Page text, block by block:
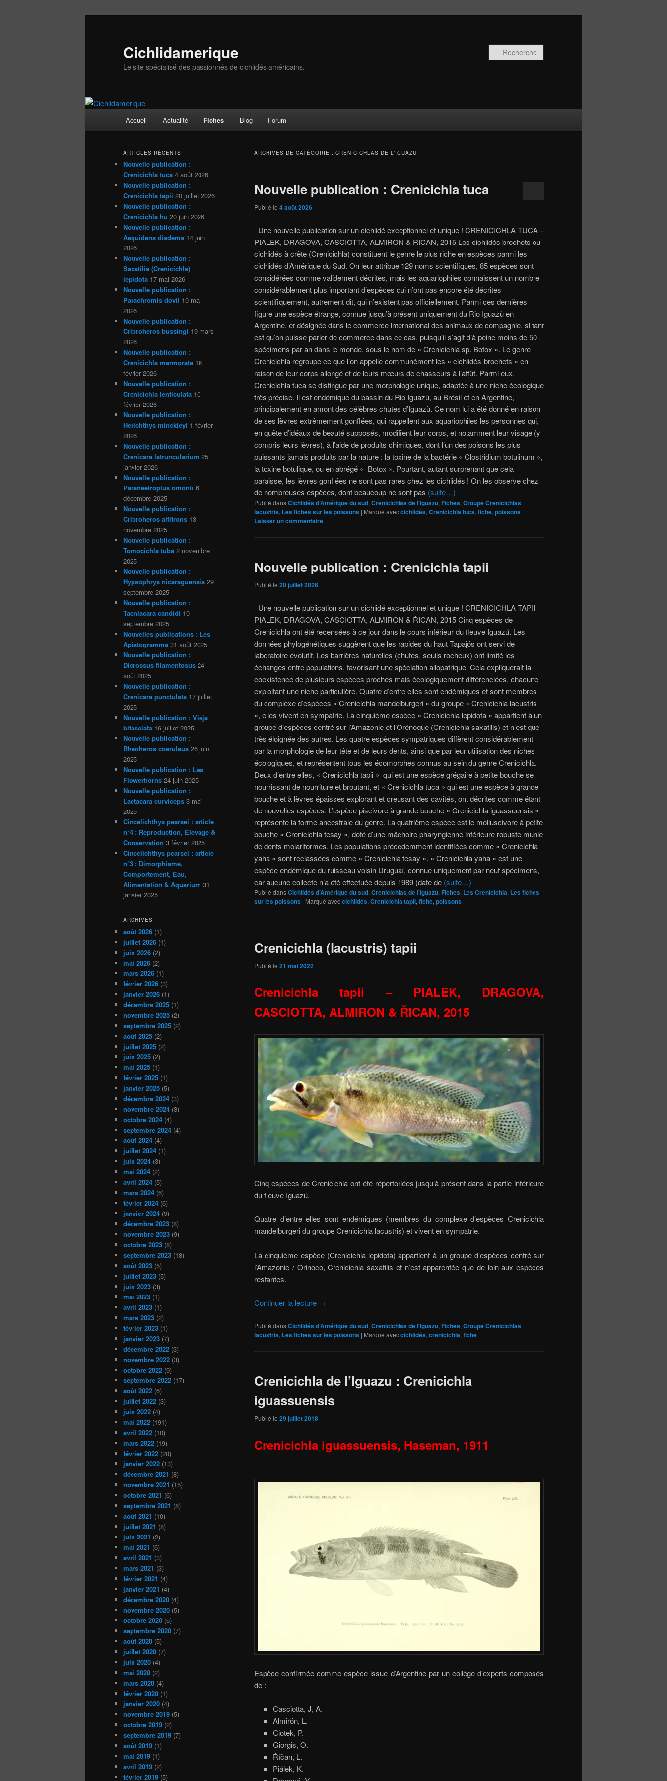
Cichlidamerique
Le site spécialisé des passionnés de cichlidés américains.
Accueil Actualité Fiches Blog Forum
ARCHIVES DE CATÉGORIE : CRENICICHLAS DE L’IGUAZU
Nouvelle publication : Crenicichla tuca
Publié le 4 août 2026
Une nouvelle publication sur un cichlidé exceptionnel et unique ! CRENICICHLA TUCA –
PIALEK, DRAGOVA, CASCIOTTA, ALMIRON & RICAN, 2015 Les cichlidés brochets ou
cichlidés à crête (Crenicichla) constituent le genre le plus riche en espèces parmi les
cichlidés d’Amérique du Sud. On leur attribue 129 noms scientifiques, 85 espèces sont
considérées comme validement décrites, mais les aquariophiles connaissent un nombre
considérablement plus important d’espèces qui n’ont pas encore été décrites
scientifiquement, ​​autrement dit, qui n’existent pas officiellement. Parmi ces dernières
figure une espèce étrange, connue jusqu’à présent uniquement du Rio Iguazù en
Argentine, et désignée dans le commerce international des animaux de compagnie, si tant
est qu’on puisse parler de commerce dans ce cas, puisqu’il s’agit d’à peine moins de 50
spécimens par an dans le monde, sous le nom de « Crenicichla sp. Botox ». Le genre
Crenicichla regroupe ce que l’on appelle communément les « cichlidés-brochets » en
raison de leur corps allongé et de leurs mœurs de chasseurs à l’affût. Parmi eux,
Crenicichla tuca se distingue par une morphologie unique, adaptée à une niche écologique
très précise. Il est endémique du bassin du Rio Iguazù, au Brésil et en Argentine,
principalement en amont des célèbres chutes d’Iguazù. Ce nom lui a été donné en raison
de ses lèvres extrêmement gonflées, qui rappellent aux aquariophiles les personnes qui,
en quête d’idéaux de beauté supposés, modifient leur corps, et notamment leur visage (y
compris leurs lèvres), à l’aide de produits chimiques, dont l’un des poisons les plus
puissants jamais produits par la nature : la toxine de la bactérie « Clostridium botulinum »,
la toxine botulique, ou en abrégé « Botox ». Pourtant, autant surprenant que cela
paraisse, les lèvres gonflées ne sont pas rares chez les cichlidés ! On les observe chez
de nombreuses espèces, dont beaucoup ne sont pas (suite…)
Publié dansCichlidés d’Amérique du sud, Crenicichlas de l'Iguazu, Fiches, Groupe Crenicichlas
lacustris, Les fiches sur les poissons | Marqué aveccichlidés, Crenicichla tuca, fiche, poissons |
Laisser un commentaire
Nouvelle publication : Crenicichla tapii
Publié le 20 juillet 2026
Une nouvelle publication sur un cichlidé exceptionnel et unique ! CRENICICHLA TAPII
PIALEK, DRAGOVA, CASCIOTTA, ALMIRON & ŘICAN, 2015 Cinq espèces de
Crenicichla ont été recensées à ce jour dans le cours inférieur du fleuve Iguazú. Les
données phylogénétiques suggèrent que les rapides du haut Tapajós ont servi de
laboratoire évolutif. Les barrières naturelles (chutes, seuils rocheux) ont limité les
échanges entre populations, favorisant une spéciation allopatrique. Cela expliquerait la
coexistence de plusieurs espèces proches mais écologiquement différenciées, chacune
exploitant une niche particulière. Quatre d’entre elles sont endémiques et sont membres
du complexe d’espèces « Crenicichla mandelburgeri » du groupe « Crenicichla lacustris
», elles vivent en sympatrie. La cinquième espèce « Crenicichla lepidota » appartient à un
groupe d’espèces centré sur l’Amazonie et l’Orénoque (Crenicichla saxatilis) et n’est que
très éloignée des autres. Les quatre espèces sympatriques diffèrent considérablement
par la morphologie de leur tête et de leurs dents, ainsi que par leur utilisation des niches
écologiques, et représentent tous les écomorphes connus au sein du genre Crenicichla.
Deux d’entre elles, « Crenicichla tapii » qui est une espèce grégaire à petite bouche se
nourrissant de nourriture et broutant, et « Crenicichla tuca » qui est une espèce à grande
bouche et à lèvres épaisses explorant et creusant des cavités, ont décrites comme étant
de nouvelles espèces. L’espèce piscivore à grande bouche « Crenicichla iguassuensis »
représente la forme ancestrale du genre. La quatrième espèce est le molluscivore à petite
bouche « Crenicichla tesay », doté d’une mâchoire pharyngienne inférieure robuste munie
de dents molariformes. Les populations précédemment identifiées comme « Crenicichla
yaha » sont reclassées comme « Crenicichla tesay ». « Crenicichla yaha » est une
espèce endémique du ruisseau voisin Uruguaí, connue uniquement par neuf spécimens,
car aucune collecte n’a été effectuée depuis 1989 (date de (suite…)
Publié dansCichlidés d’Amérique du sud, Crenicichlas de l'Iguazu, Fiches, Les Crenicichla, Les fiches
sur les poissons | Marqué aveccichlidés, Crenicichla tapii, fiche, poissons
Crenicichla (lacustris) tapii
Publié le 21 mai 2022
Crenicichla tapii – PIALEK, DRAGOVA,
CASCIOTTA, ALMIRON & ŘICAN, 2015
Cinq espèces de Crenicichla ont été répertoriées jusqu’à présent dans la partie inférieure
du fleuve Iguazú.
Quatre d’entre elles sont endémiques (membres du complexe d’espèces Crenicichla
mandelburgeri du groupe Crenicichla lacustris) et vivent en sympatrie.
La cinquième espèce (Crenicichla lepidota) appartient à un groupe d’espèces centré sur
l’Amazonie / Orinoco, Crenicichla saxatilis et n’est apparentée que de loin aux espèces
restantes.
Continuer la lecture →
Publié dansCichlidés d’Amérique du sud, Crenicichlas de l'Iguazu, Fiches, Groupe Crenicichlas
lacustris, Les fiches sur les poissons | Marqué aveccichlidés, crenicichla, fiche
Crenicichla de l’Iguazu : Crenicichla
iguassuensis
Publié le 29 juillet 2018
Crenicichla iguassuensis, Haseman, 1911
Espèce confirmée comme espèce issue d’Argentine par un collège d’experts composés
de :
Casciotta, J, A.
Almirón, L.
Ciotek, P.
Giorgis, O.
Říčan, L.
Piálek, K.
ARTICLES RÉCENTS
Nouvelle publication :
Crenicichla tuca 4 août 2026
Nouvelle publication :
Crenicichla tapii 20 juillet 2026
Nouvelle publication :
Crenicichla hu 20 juin 2026
Nouvelle publication :
Aequidens diadema 14 juin
2026
Nouvelle publication :
Saxatilia (Crenicichla)
lepidota 17 mai 2026
Nouvelle publication :
Parachromis dovii 10 mai
2026
Nouvelle publication :
Cribroheros bussingi 19 mars
2026
Nouvelle publication :
Crenicichla marmorata 16
février 2026
Nouvelle publication :
Crenicichla lenticulata 10
février 2026
Nouvelle publication :
Herichthys minckleyi 1 février
2026
Nouvelle publication :
Crenicara latruncularium 25
janvier 2026
Nouvelle publication :
Paraneetroplus omonti 6
décembre 2025
Nouvelle publication :
Cribroheros altifrons 13
novembre 2025
Nouvelle publication :
Tomocichla tuba 2 novembre
2025
Nouvelle publication :
Hypsophrys nicaraguensis 29
septembre 2025
Nouvelle publication :
Taeniacara candidi 10
septembre 2025
Nouvelles publications : Les
Apistogramma 31 août 2025
Nouvelle publication :
Dicrossus filamentosus 24
août 2025
Nouvelle publication :
Crenicara punctulata 17 juillet
2025
Nouvelle publication : Vieja
bifasciata 16 juillet 2025
Nouvelle publication :
Rheoheros coeruleus 26 juin
2025
Nouvelle publication : Les
Flowerhorns 24 juin 2025
Nouvelle publication :
Laetacara curviceps 3 mai
2025
Cincelichthys pearsei : article
n°4 : Reproduction, Elevage &
Conservation 3 février 2025
Cincelichthys pearsei : article
n°3 : Dimorphisme,
Comportement, Eau,
Alimentation & Aquarium 31
janvier 2025
ARCHIVES
août 2026 (1)
juillet 2026 (1)
juin 2026 (2)
mai 2026 (2)
mars 2026 (1)
février 2026 (3)
janvier 2026 (1)
décembre 2025 (1)
novembre 2025 (2)
septembre 2025 (2)
août 2025 (2)
juillet 2025 (2)
juin 2025 (2)
mai 2025 (1)
février 2025 (1)
janvier 2025 (5)
décembre 2024 (3)
novembre 2024 (3)
octobre 2024 (4)
septembre 2024 (4)
août 2024 (4)
juillet 2024 (1)
juin 2024 (3)
mai 2024 (2)
avril 2024 (5)
mars 2024 (6)
février 2024 (6)
janvier 2024 (9)
décembre 2023 (8)
novembre 2023 (9)
octobre 2023 (8)
septembre 2023 (18)
août 2023 (5)
juillet 2023 (5)
juin 2023 (3)
mai 2023 (1)
avril 2023 (1)
mars 2023 (2)
février 2023 (1)
janvier 2023 (7)
décembre 2022 (3)
novembre 2022 (3)
octobre 2022 (9)
septembre 2022 (17)
août 2022 (6)
juillet 2022 (3)
juin 2022 (4)
mai 2022 (191)
avril 2022 (10)
mars 2022 (19)
février 2022 (20)
janvier 2022 (13)
décembre 2021 (8)
novembre 2021 (15)
octobre 2021 (6)
septembre 2021 (8)
août 2021 (10)
juillet 2021 (8)
juin 2021 (2)
mai 2021 (6)
avril 2021 (3)
mars 2021 (3)
février 2021 (4)
janvier 2021 (4)
décembre 2020 (4)
novembre 2020 (5)
octobre 2020 (6)
septembre 2020 (7)
août 2020 (5)
juillet 2020 (7)
juin 2020 (4)
mai 2020 (2)
mars 2020 (4)
février 2020 (1)
janvier 2020 (4)
novembre 2019 (5)
octobre 2019 (2)
septembre 2019 (7)
août 2019 (1)
mai 2019 (1)
avril 2019 (2)
février 2019 (5)